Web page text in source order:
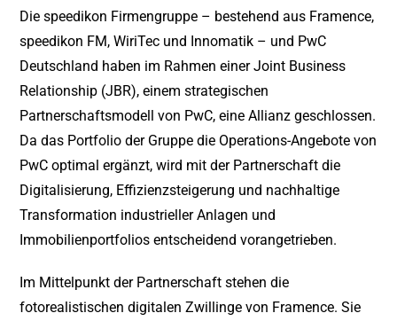
Die speedikon Firmengruppe – bestehend aus Framence,
speedikon FM, WiriTec und Innomatik – und PwC
Deutschland haben im Rahmen einer Joint Business
Relationship (JBR), einem strategischen
Partnerschaftsmodell von PwC, eine Allianz geschlossen.
Da das Portfolio der Gruppe die Operations-Angebote von
PwC optimal ergänzt, wird mit der Partnerschaft die
Digitalisierung, Effizienzsteigerung und nachhaltige
Transformation industrieller Anlagen und
Immobilienportfolios entscheidend vorangetrieben.
Im Mittelpunkt der Partnerschaft stehen die
fotorealistischen digitalen Zwillinge von Framence. Sie